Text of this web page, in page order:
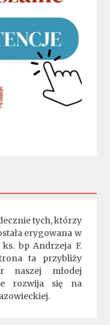
tych, którzy
erygowana w
ks. bp Andrzeja F.
ta przybliży
naszej młodej
rozwija się na